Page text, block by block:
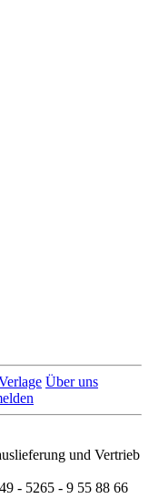
Über uns
und Vertrieb
- 5265 - 9 55 88 66